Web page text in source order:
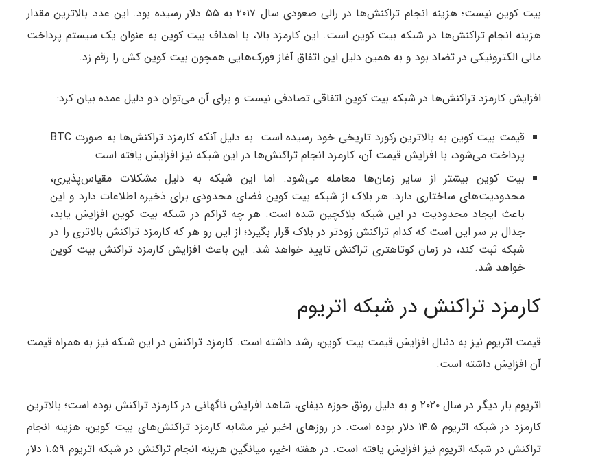
بیت کوین نیست؛ هزینه انجام تراکنش‌ها در رالی صعودی سال ۲۰۱۷ به ۵۵ دلار رسیده بود. این عدد بالاترین مقدار
هزینه انجام تراکنش‌ها در شبکه بیت کوین است. این کارمزد بالا، با اهداف بیت کوین به عنوان یک سیستم پرداخت
مالی الکترونیکی در تضاد بود و به همین دلیل این اتفاق آغاز فورک‌هایی همچون بیت کوین کش را رقم زد.
افزایش کارمزد تراکنش‌ها در شبکه بیت کوین اتفاقی تصادفی نیست و برای آن می‌توان دو دلیل عمده بیان کرد:
قیمت بیت کوین به بالاترین رکورد تاریخی خود رسیده است. به دلیل آنکه کارمزد تراکنش‌ها به صورت BTC
پرداخت می‌شود، با افزایش قیمت آن، کارمزد انجام تراکنش‌ها در این شبکه نیز افزایش یافته است.
بیت کوین بیشتر از سایر زمان‌ها معامله می‌شود. اما این شبکه به دلیل مشکلات مقیاس‌پذیری،
محدودیت‌های ساختاری دارد. هر بلاک از شبکه بیت کوین فضای محدودی برای ذخیره اطلاعات دارد و این
باعث ایجاد محدودیت در این شبکه بلاکچین شده است. هر چه تراکم در شبکه بیت کوین افزایش یابد،
جدال بر سر این است که کدام تراکنش زودتر در بلاک قرار بگیرد؛ از این رو هر که کارمزد تراکنش بالاتری را در
شبکه ثبت کند، در زمان کوتاهتری تراکنش تایید خواهد شد. این باعث افزایش کارمزد تراکنش بیت کوین
خواهد شد.
کارمزد تراکنش در شبکه اتریوم
قیمت اتریوم نیز به دنبال افزایش قیمت بیت کوین، رشد داشته است. کارمزد تراکنش در این شبکه نیز به همراه قیمت
آن افزایش داشته است.
اتریوم بار دیگر در سال ۲۰۲۰ و به دلیل رونق حوزه دیفای، شاهد افزایش ناگهانی در کارمزد تراکنش بوده است؛ بالاترین
کارمزد در شبکه اتریوم ۱۴.۵ دلار بوده است. در روزهای اخیر نیز مشابه کارمزد تراکنش‌های بیت کوین، هزینه انجام
تراکنش در شبکه اتریوم نیز افزایش یافته است. در هفته اخیر، میانگین هزینه انجام تراکنش در شبکه اتریوم ۱.۵۹ دلار